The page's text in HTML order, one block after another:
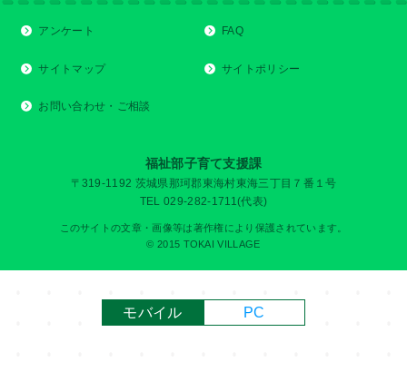
アンケート FAQ
サイトマップ サイトポリシー
お問い合わせ・ご相談
福祉部子育て支援課
〒319-1192 茨城県那珂郡東海村東海三丁目７番１号
TEL 029-282-1711(代表)
このサイトの文章・画像等は著作権により保護されています。
© 2015 TOKAI VILLAGE
モバイル PC